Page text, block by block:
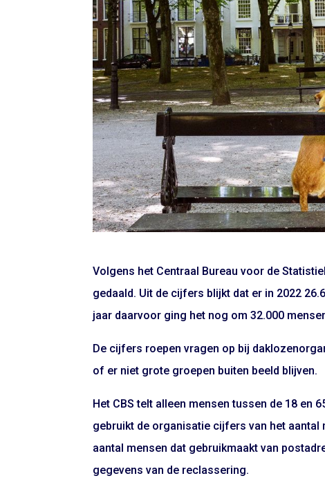
Volgens het Centraal Bureau voor de
gedaald. Uit de cijfers blijkt dat er in 2022
jaar daarvoor ging het nog om 32.000
De cijfers roepen vragen op bij
of er niet grote groepen buiten beeld blijven.
Het CBS telt alleen mensen tussen de 18 en
gebruikt de organisatie cijfers van het
aantal mensen dat gebruikmaakt van
gegevens van de reclassering.